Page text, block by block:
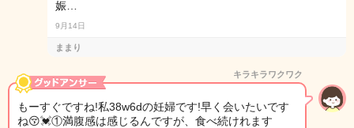
娠…
9月14日
ままり
キラキラワクワク
もーすぐですね!私38w6dの妊婦です!早く会いたいです
ね😚💓①満腹感は感じるんですが、食べ続けれます